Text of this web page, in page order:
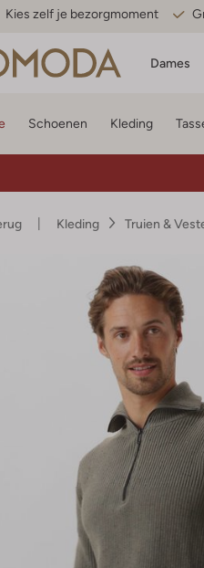
Kies zelf je bezorgmoment
Dames
Schoenen Kleding
Kleding Truien &